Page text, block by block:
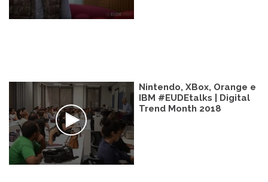
Nintendo, XBox, Orange e
IBM #EUDEtalks | Digital
Trend Month 2018